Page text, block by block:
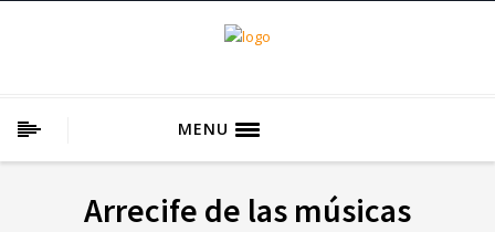
MENU
Arrecife de las músicas